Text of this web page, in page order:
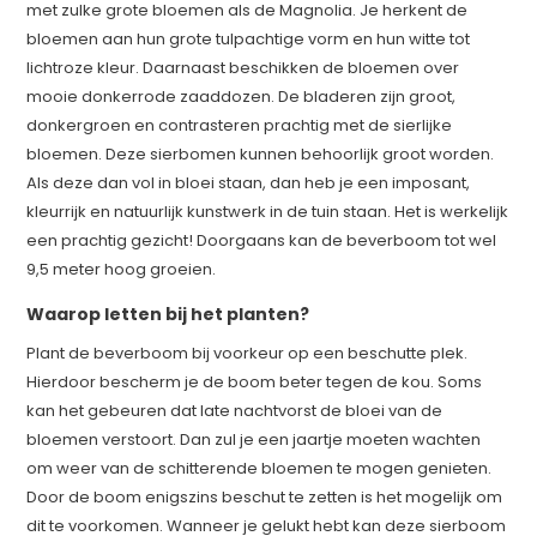
met zulke grote bloemen als de Magnolia. Je herkent de
bloemen aan hun grote tulpachtige vorm en hun witte tot
lichtroze kleur. Daarnaast beschikken de bloemen over
mooie donkerrode zaaddozen. De bladeren zijn groot,
donkergroen en contrasteren prachtig met de sierlijke
bloemen. Deze sierbomen kunnen behoorlijk groot worden.
Als deze dan vol in bloei staan, dan heb je een imposant,
kleurrijk en natuurlijk kunstwerk in de tuin staan. Het is werkelijk
een prachtig gezicht! Doorgaans kan de beverboom tot wel
9,5 meter hoog groeien.
Waarop letten bij het planten?
Plant de beverboom bij voorkeur op een beschutte plek.
Hierdoor bescherm je de boom beter tegen de kou. Soms
kan het gebeuren dat late nachtvorst de bloei van de
bloemen verstoort. Dan zul je een jaartje moeten wachten
om weer van de schitterende bloemen te mogen genieten.
Door de boom enigszins beschut te zetten is het mogelijk om
dit te voorkomen. Wanneer je gelukt hebt kan deze sierboom